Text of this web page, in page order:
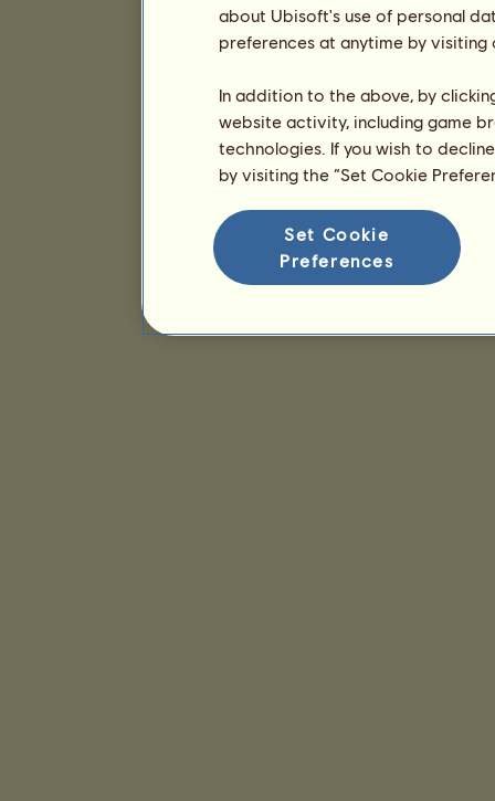
about Ubisoft's use of personal
preferences at anytime by
In addition to the above, by
website activity, including game
technologies. If you wish to
by visiting the “Set Cookie
Set Cookie
Preferences